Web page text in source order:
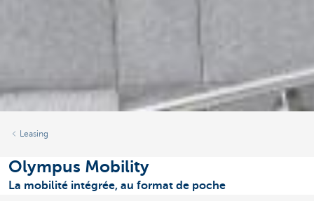
Leasing
Olympus Mobility
La mobilité intégrée, au format de poche